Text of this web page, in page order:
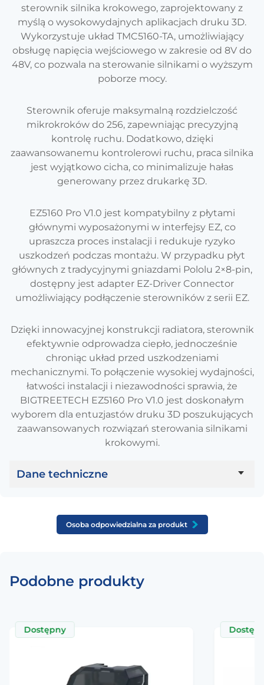
sterownik silnika krokowego, zaprojektowany z
myślą o wysokowydajnych aplikacjach druku 3D.
Wykorzystuje układ TMC5160-TA, umożliwiający
obsługę napięcia wejściowego w zakresie od 8V do
48V, co pozwala na sterowanie silnikami o wyższym
poborze mocy.
Sterownik oferuje maksymalną rozdzielczość
mikrokroków do 256, zapewniając precyzyjną
kontrolę ruchu. Dodatkowo, dzięki
zaawansowanemu kontrolerowi ruchu, praca silnika
jest wyjątkowo cicha, co minimalizuje hałas
generowany przez drukarkę 3D.
EZ5160 Pro V1.0 jest kompatybilny z płytami
głównymi wyposażonymi w interfejsy EZ, co
upraszcza proces instalacji i redukuje ryzyko
uszkodzeń podczas montażu. W przypadku płyt
głównych z tradycyjnymi gniazdami Pololu 2×8-pin,
dostępny jest adapter EZ-Driver Connector
umożliwiający podłączenie sterowników z serii EZ.
Dzięki innowacyjnej konstrukcji radiatora, sterownik
efektywnie odprowadza ciepło, jednocześnie
chroniąc układ przed uszkodzeniami
mechanicznymi. To połączenie wysokiej wydajności,
łatwości instalacji i niezawodności sprawia, że
BIGTREETECH EZ5160 Pro V1.0 jest doskonałym
wyborem dla entuzjastów druku 3D poszukujących
zaawansowanych rozwiązań sterowania silnikami
krokowymi.
Dane techniczne
Parametr Wartość
Obsługiwane
Maksymalny prąd 1.6A, szczytowo 2.5A
Tryb komunikacji SPI
Osoba odpowiedzialna za produkt
Podobne produkty
Dostępny